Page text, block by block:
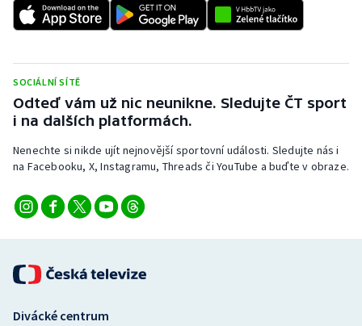
Sportovní střelba
Veslování
Vodní slalom
Volejbal
SOCIÁLNÍ SÍTĚ
Odteď vám už nic neunikne. Sledujte ČT sport
i na dalších platformách.
Nenechte si nikde ujít nejnovější sportovní události. Sledujte nás i
na Facebooku, X, Instagramu, Threads či YouTube a buďte v obraze.
Divácké centrum